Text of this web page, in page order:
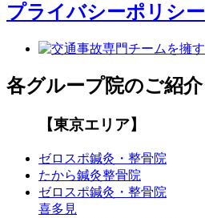
プライバシーポリシー
各グループ院のご紹介
【東京エリア】
ゼロスポ鍼灸・整骨院
たから鍼灸整骨院
ゼロスポ鍼灸・整骨院
喜多見